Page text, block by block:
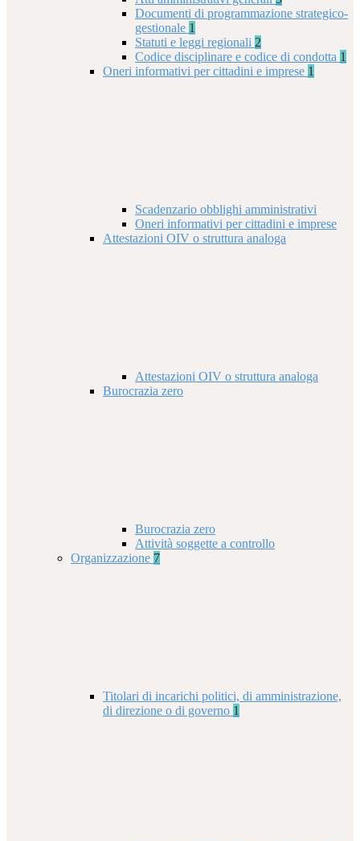
Documenti di programmazione strategico-
gestionale 1
Statuti e leggi regionali 2
Codice disciplinare e codice di condotta 1
Oneri informativi per cittadini e imprese 1
Scadenzario obblighi amministrativi
Oneri informativi per cittadini e imprese
Attestazioni OIV o struttura analoga
Attestazioni OIV o struttura analoga
Burocrazia zero
Burocrazia zero
Attività soggette a controllo
Organizzazione 7
Titolari di incarichi politici, di amministrazione,
di direzione o di governo 1